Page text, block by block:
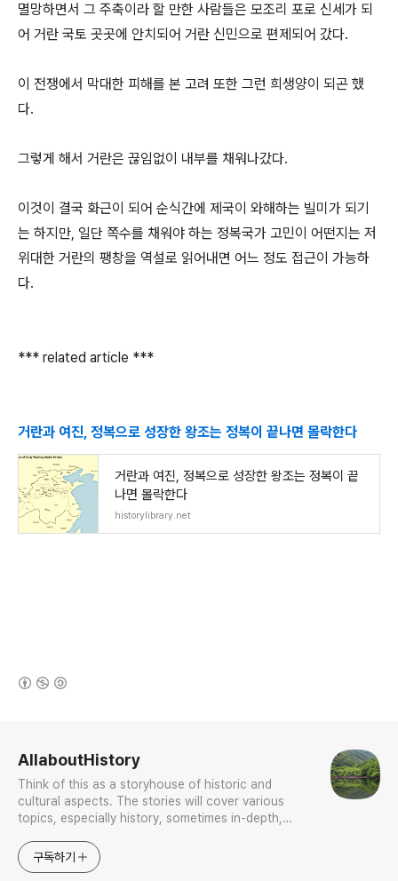
멸망하면서 그 주축이라 할 만한 사람들은 모조리 포로 신세가 되
어 거란 국토 곳곳에 안치되어 거란 신민으로 편제되어 갔다.
이 전쟁에서 막대한 피해를 본 고려 또한 그런 희생양이 되곤 했
다.
그렇게 해서 거란은 끊임없이 내부를 채워나갔다.
이것이 결국 화근이 되어 순식간에 제국이 와해하는 빌미가 되기
는 하지만, 일단 쪽수를 채워야 하는 정복국가 고민이 어떤지는 저
위대한 거란의 팽창을 역설로 읽어내면 어느 정도 접근이 가능하
다.
*** related article ***
거란과 여진, 정복으로 성장한 왕조는 정복이 끝나면 몰락한다
거란과 여진, 정복으로 성장한 왕조는 정복이 끝
나면 몰락한다
historylibrary.net
AllaboutHistory
Think of this as a storyhouse of historic and
cultural aspects. The stories will cover various
topics, especially history, sometimes in-depth,
approach will be to resist any common sense or
generalized viewpoint
구독하기